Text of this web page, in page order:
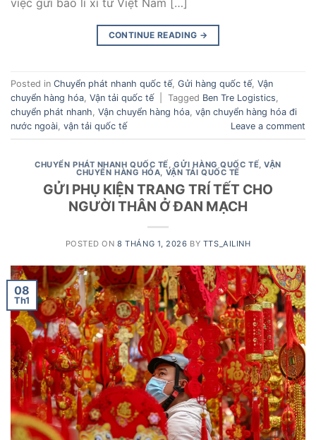
việc gửi bao lì xì từ Việt Nam […]
CONTINUE READING →
Posted in Chuyển phát nhanh quốc tế Gửi hàng quốc tế Vận
chuyển hàng hóa Vận tải quốc tế Tagged Ben Tre Logistics
chuyển phát nhanh Vận chuyển hàng hóa vận chuyển hàng hóa đi
nước ngoài vận tải quốc tế Leave a comment
CHUYỂN PHÁT NHANH QUỐC TẾ,GỬI HÀNG QUỐC TẾ,VẬN
CHUYỂN HÀNG HÓA, VẬN TẢI QUỐC TẾ
GỬI PHỤ KIỆN TRANG TRÍ TẾT CHO
NGƯỜI THÂN Ở ĐAN MẠCH
POSTED ON8 THÁNG 1, 2026 BY TTS_AILINH
08
Th1